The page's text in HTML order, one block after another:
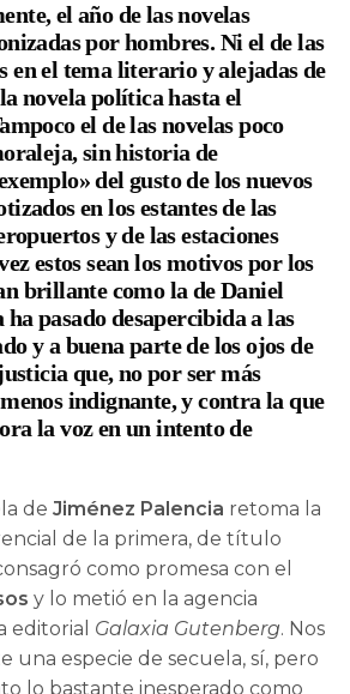
el año de las novelas
por hombres. Ni el de las
en el tema literario y alejadas de
novela política hasta el
el de las novelas poco
sin historia de
del gusto de los nuevos
en los estantes de las
y de las estaciones
estos sean los motivos por los
brillante como la deDaniel
ha pasado desapercibida a las
y a buena parte de los ojos de
que, no por ser más
indignante, y contra la que
la voz en un intento de
deJiménez Palencia retoma la
de la primera, de título
como promesa con el
y lo metió en la agencia
editorial Galaxia Gutenberg. Nos
una especie de secuela, sí, pero
lo bastante inesperado como